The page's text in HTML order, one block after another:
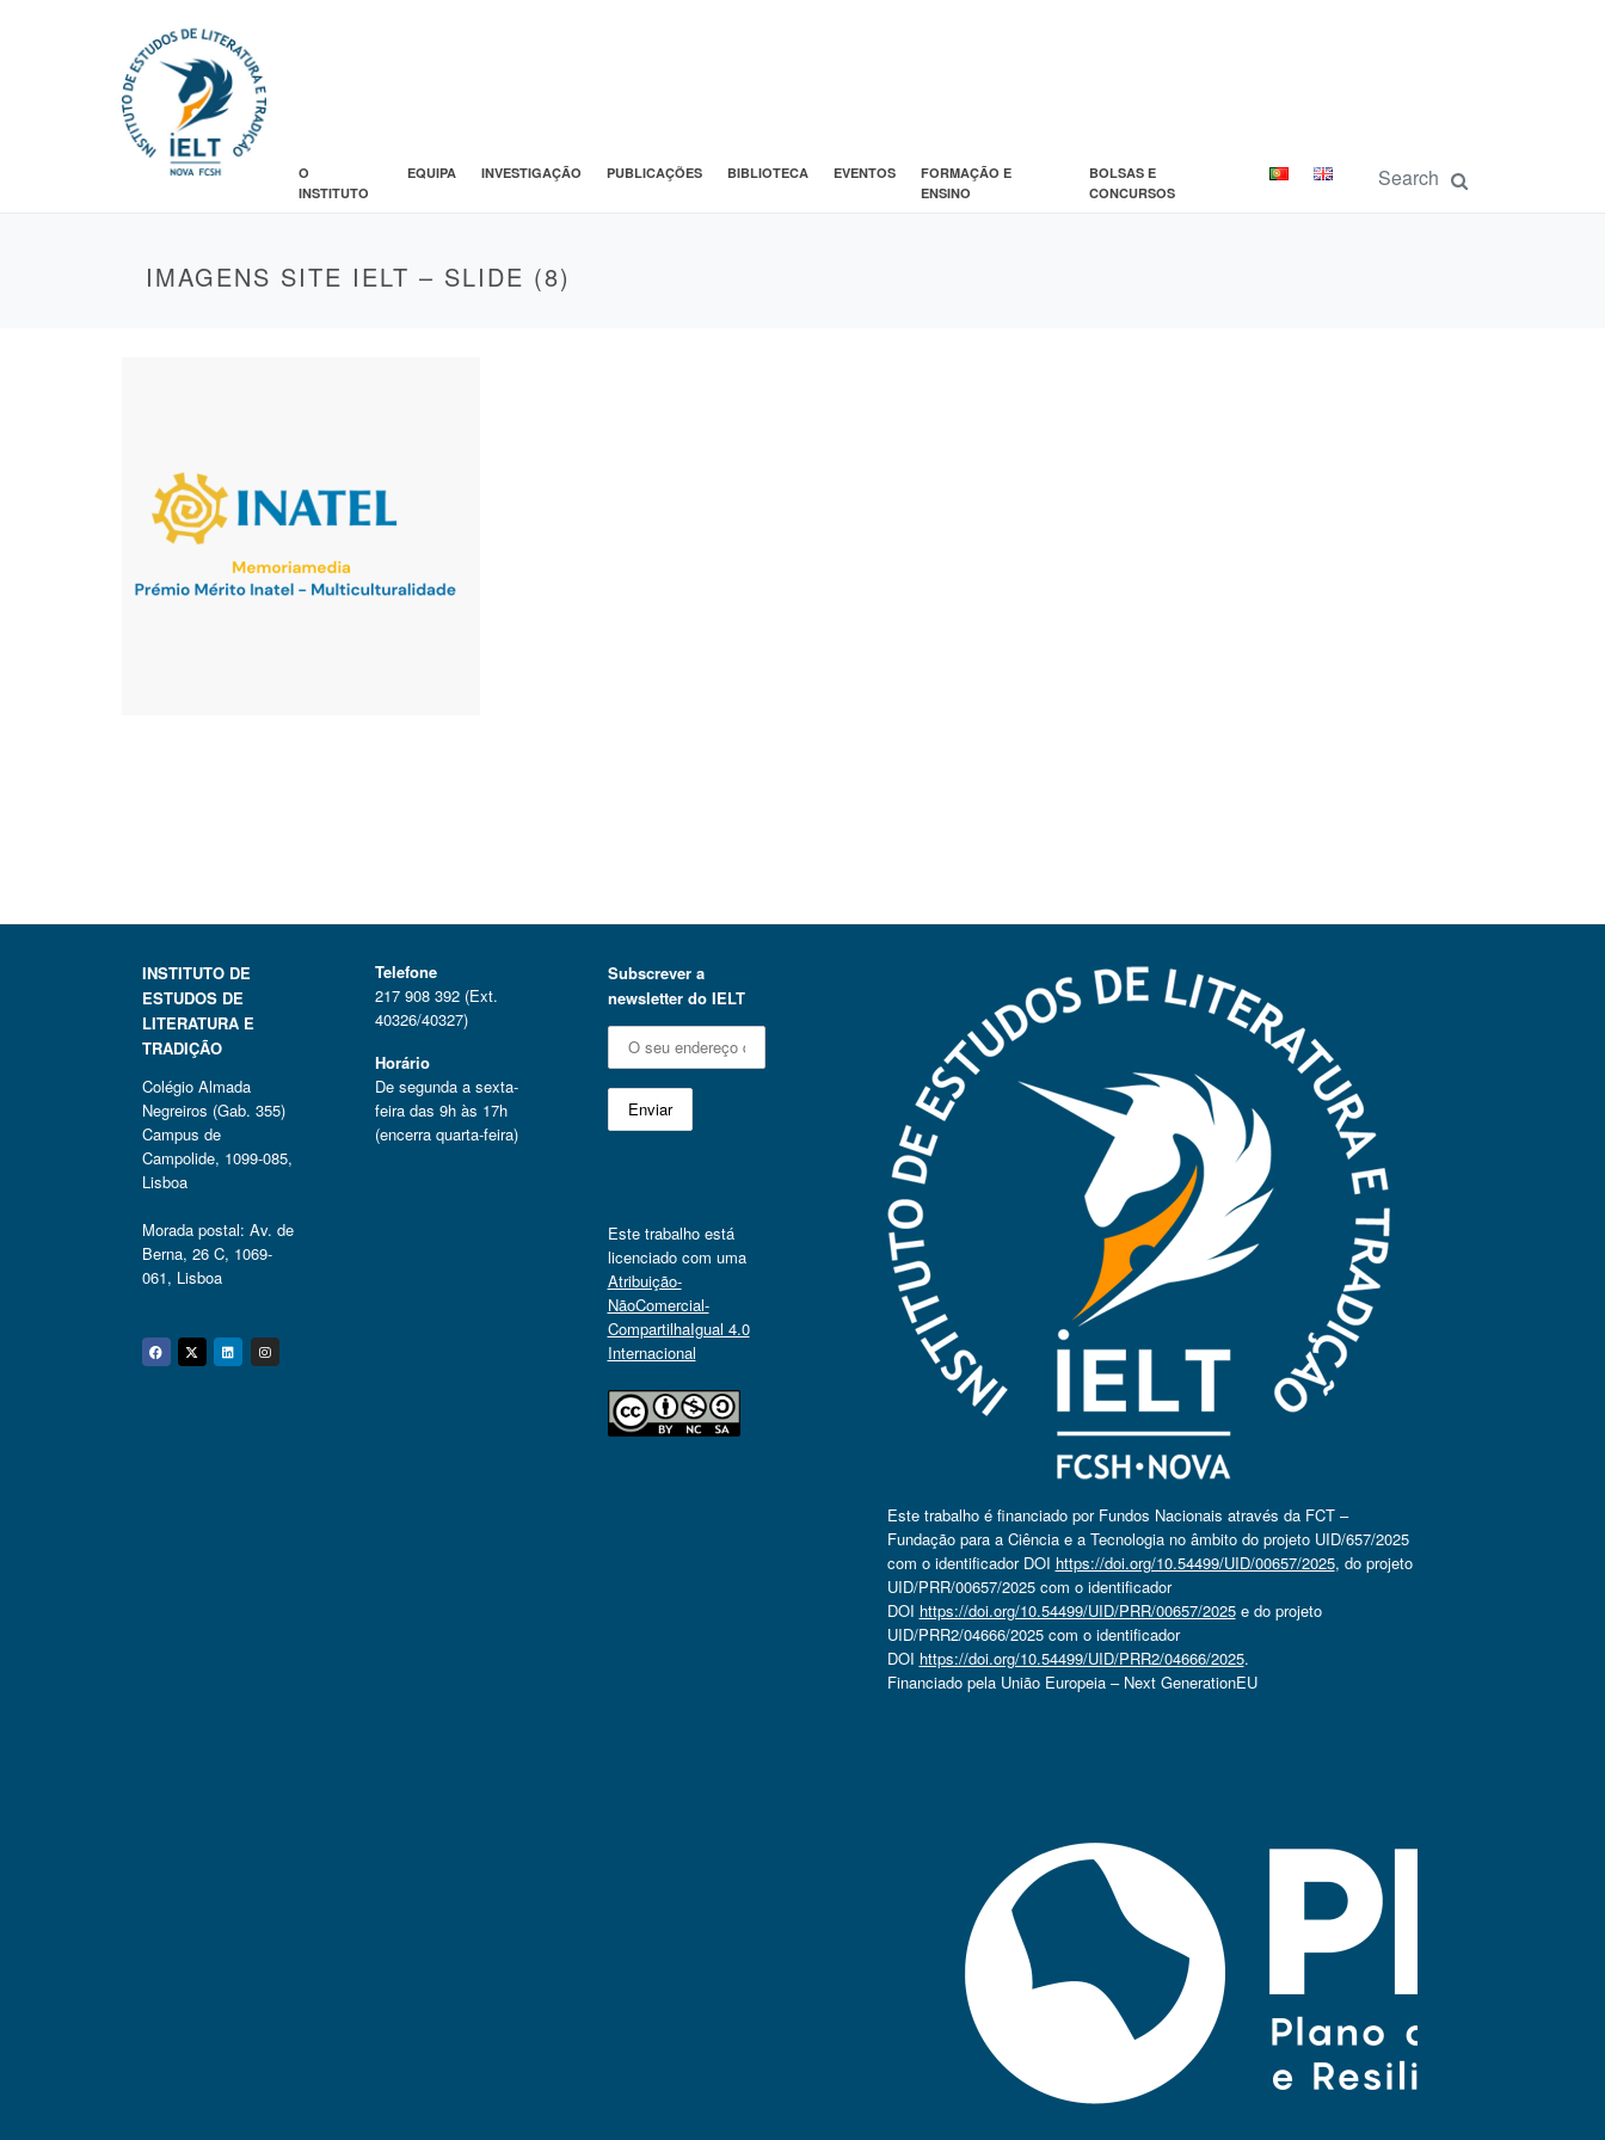
O
INSTITUTO
EQUIPA INVESTIGAÇÃO PUBLICAÇÕES BIBLIOTECA EVENTOS
FORMAÇÃO E
ENSINO
BOLSAS E
CONCURSOS
IMAGENS SITE IELT – SLIDE (8)
INSTITUTO DE
ESTUDOS DE
LITERATURA E
TRADIÇÃO
Colégio Almada
Negreiros (Gab. 355)
Campus de
Campolide, 1099-085,
Lisboa
Morada postal: Av. de
Berna, 26 C, 1069-
061, Lisboa
Facebook
Twitter
Linkedin
Instagram
Telefone
217 908 392 (Ext.
40326/40327)
Horário
De segunda a sexta-
feira das 9h às 17h
(encerra quarta-feira)
Subscrever a
newsletter do IELT
Este trabalho está
licenciado com uma
Atribuição-
NãoComercial-
CompartilhaIgual 4.0
Internacional
Este trabalho é financiado por Fundos Nacionais através da FCT –
Fundação para a Ciência e a Tecnologia no âmbito do projeto UID/657/2025
com o identificador DOI https://doi.org/10.54499/UID/00657/2025, do projeto
UID/PRR/00657/2025 com o identificador
DOI https://doi.org/10.54499/UID/PRR/00657/2025e do projeto
UID/PRR2/04666/2025 com o identificador
DOI https://doi.org/10.54499/UID/PRR2/04666/2025.
Financiado pela União Europeia – Next GenerationEU